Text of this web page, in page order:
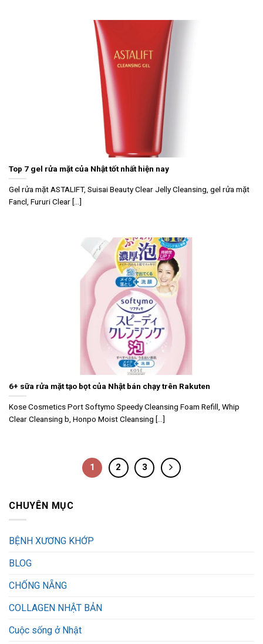
Top 7 gel rửa mặt của Nhật tốt nhất hiện nay
Gel rửa mặt ASTALIFT, Suisai Beauty Clear Jelly Cleansing, gel rửa mặt
Fancl, Fururi Clear [...]
6+ sữa rửa mặt tạo bọt của Nhật bán chạy trên Rakuten
Kose Cosmetics Port Softymo Speedy Cleansing Foam Refill, Whip
Clear Cleansing b, Honpo Moist Cleansing [...]
1 2 3
CHUYÊN MỤC
BỆNH XƯƠNG KHỚP
BLOG
CHỐNG NẴNG
COLLAGEN NHẬT BẢN
Cuộc sống ở Nhật